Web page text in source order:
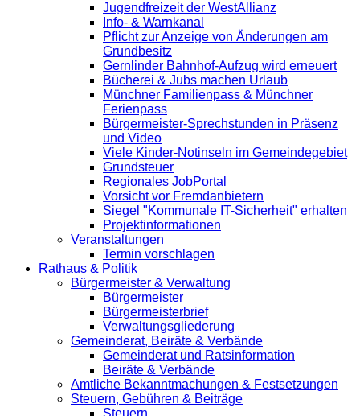
Jugendfreizeit der WestAllianz
Info- & Warnkanal
Pflicht zur Anzeige von Änderungen am
Grundbesitz
Gernlinder Bahnhof-Aufzug wird erneuert
Bücherei & Jubs machen Urlaub
Münchner Familienpass & Münchner
Ferienpass
Bürgermeister-Sprechstunden in Präsenz
und Video
Viele Kinder-Notinseln im Gemeindegebiet
Grundsteuer
Regionales JobPortal
Vorsicht vor Fremdanbietern
Siegel "Kommunale IT-Sicherheit" erhalten
Projektinformationen
Veranstaltungen
Termin vorschlagen
Rathaus & Politik
Bürgermeister & Verwaltung
Bürgermeister
Bürgermeisterbrief
Verwaltungsgliederung
Gemeinderat, Beiräte & Verbände
Gemeinderat und Ratsinformation
Beiräte & Verbände
Amtliche Bekanntmachungen & Festsetzungen
Steuern, Gebühren & Beiträge
Steuern